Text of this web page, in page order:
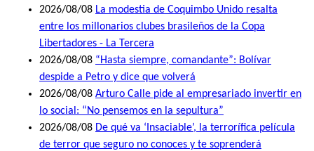
2026/08/08 La modestia de Coquimbo Unido resalta
entre los millonarios clubes brasileños de la Copa
Libertadores - La Tercera
2026/08/08 “Hasta siempre, comandante”: Bolívar
despide a Petro y dice que volverá
2026/08/08 Arturo Calle pide al empresariado invertir en
lo social: “No pensemos en la sepultura”
2026/08/08 De qué va ‘Insaciable’, la terrorífica película
de terror que seguro no conoces y te soprenderá